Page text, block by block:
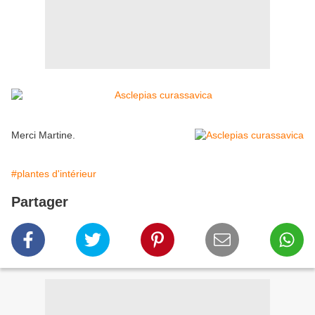
Merci Martine.
#plantes d'intérieur
Partager